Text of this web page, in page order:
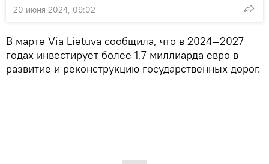
20 июня 2024, 09:02
В марте Via Lietuva сообщила, что в 2024—2027
годах инвестирует более 1,7 миллиарда евро в
развитие и реконструкцию государственных дорог.